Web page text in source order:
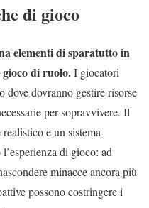
di gioco
elementi di sparatutto in
di ruolo.I giocatori
dove dovranno gestire risorse
per sopravvivere. Il
e un sistema
di gioco: ad
minacce ancora più
possono costringere i